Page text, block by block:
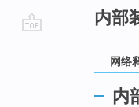
内部
网络
内